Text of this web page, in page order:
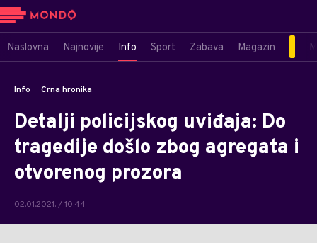
Naslovna Najnovije Info Sport Zabava Magazin
Info Crna hronika
Detalji policijskog uviđaja: Do
tragedije došlo zbog agregata i
otvorenog prozora
02.01.2021. / 10:44